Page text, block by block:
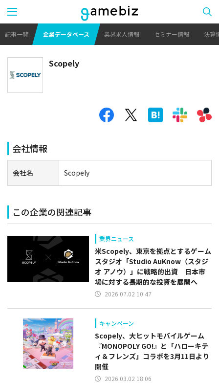
記事一覧 企業データベース 業界求人情報 セミナー情報 決算
Scopely
会社情報
会社名 Scopely
この企業の関連記事
業界ニュース
米Scopely、東京を拠点とするゲーム
スタジオ「Studio AuKnow（スタジ
オ アノウ）」に戦略的出資 日本市
場に対する長期的な投資を展開へ
2026.07.02 10:47
キャンペーン
Scopely、大ヒットモバイルゲーム
『MONOPOLY GO!』と「ハローキテ
ィ＆フレンズ」コラボを3月11日より
開催
2026.03.02 18:06